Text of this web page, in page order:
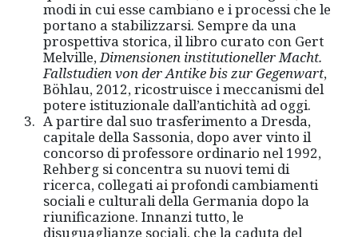
modi in cui esse cambiano e i processi che le
portano a stabilizzarsi. Sempre da una
prospettiva storica, il libro curato con Gert
Melville,Dimensionen institutioneller Macht.
Fallstudien von der Antike bis zur Gegenwart,
Böhlau,2012,ricostruisce i meccanismi del
potere istituzionale dall’antichità ad oggi.
A partire dal suo trasferimento a Dresda,
capitale della Sassonia, dopo aver vinto il
concorso di professore ordinario nel 1992,
Rehberg si concentra su nuovi temi di
ricerca, collegati ai profondi cambiamenti
sociali e culturali della Germania dopo la
riunificazione. Innanzi tutto, le
disuguaglianze sociali, che la caduta del